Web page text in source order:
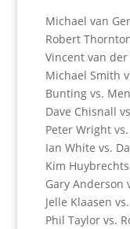
Michael van
Robert
Vincent van
Michael Smith
Bunting vs.
Dave Chisnall
Peter Wright
Ian White vs.
Kim
Gary Anderson
Jelle Klaasen
Phil Taylor vs.